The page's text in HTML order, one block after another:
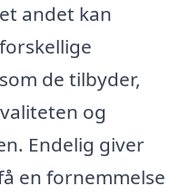
andet kan
de tilbyder,
og
Endelig giver
en fornemmelse